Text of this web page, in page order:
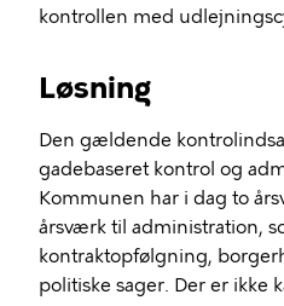
kontrollen med
Løsning
Den gældende
gadebaseret kontrol og
Kommunen har i dag to
årsværk til administration,
kontraktopfølgning,
politiske sager. Der er ikke